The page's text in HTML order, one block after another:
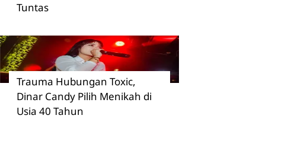
Tuntas
Trauma Hubungan Toxic,
Dinar Candy Pilih Menikah di
Usia 40 Tahun